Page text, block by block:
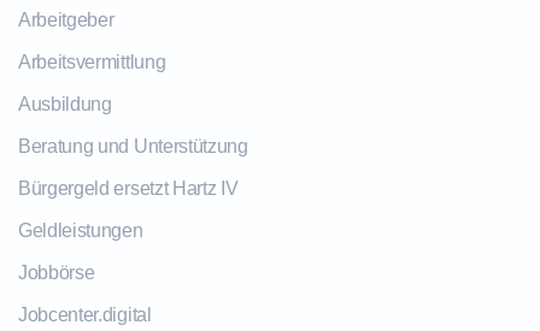
Arbeitgeber
Arbeitsvermittlung
Ausbildung
Beratung und Unterstützung
Bürgergeld ersetzt Hartz IV
Geldleistungen
Jobbörse
Jobcenter.digital